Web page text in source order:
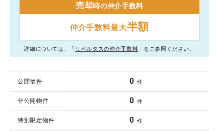
売却時の仲介手数料
仲介手数料最大半額
詳細については、「 リベルタスの仲介手数料 」をご参照ください。
公開物件 0 件
非公開物件 0 件
特別限定物件 0 件